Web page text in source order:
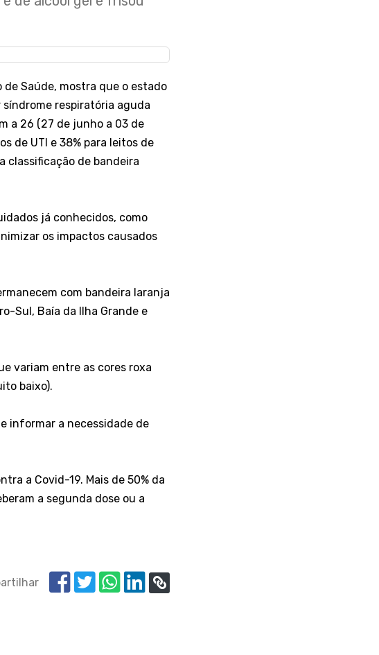
de Saúde, mostra que o estado
respiratória aguda
a 26 (27 de junho a 03 de
de UTI e 38% para leitos de
classificação de bandeira
já conhecidos, como
os impactos causados
com bandeira laranja
Sul, Baía da Ilha Grande e
variam entre as cores roxa
baixo).
informar a necessidade de
a Covid-19. Mais de 50% da
a segunda dose ou a